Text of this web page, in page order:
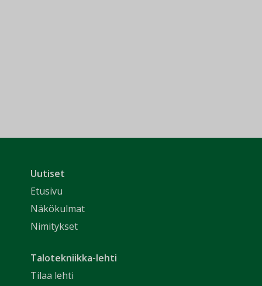
Uutiset
Etusivu
Näkökulmat
Nimitykset
Talotekniikka-lehti
Tilaa lehti